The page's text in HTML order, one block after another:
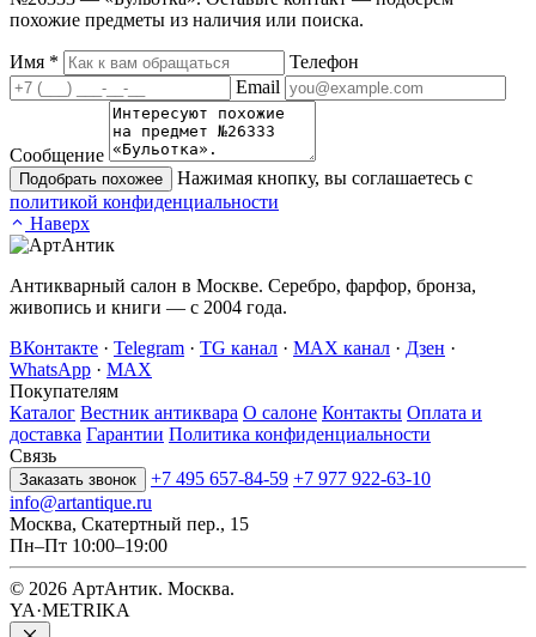
похожие предметы из наличия или поиска.
Имя *
Телефон
Email
Сообщение
Подобрать похожее
Нажимая кнопку, вы соглашаетесь с
политикой конфиденциальности
Наверх
Антикварный салон в Москве. Серебро, фарфор, бронза,
живопись и книги — с 2004 года.
ВКонтакте · Telegram · TG канал · MAX канал · Дзен ·
WhatsApp · MAX
Покупателям
Каталог Вестник антиквара О салоне Контакты Оплата и
доставка Гарантии Политика конфиденциальности
Связь
Заказать звонок +7 495 657-84-59 +7 977 922-63-10
info@artantique.ru
Москва, Скатертный пер., 15
Пн–Пт 10:00–19:00
© 2026 АртАнтик. Москва.
YA·METRIKA